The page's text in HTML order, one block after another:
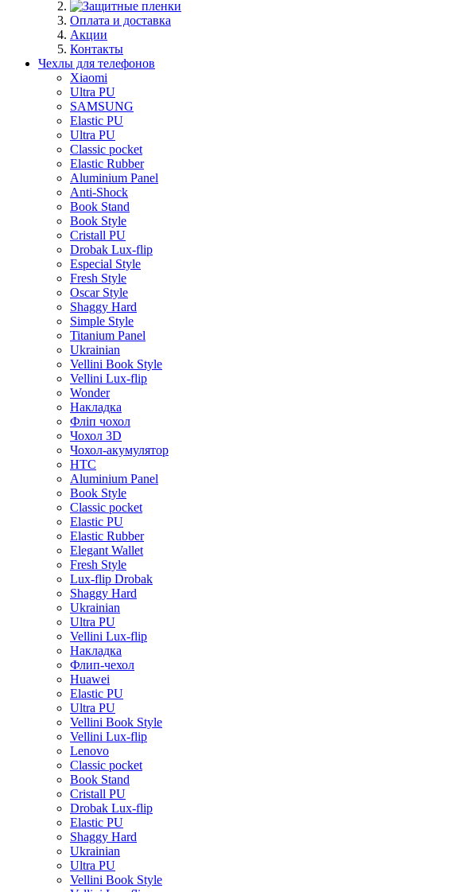
Оплата и доставка
Акции
Контакты
Чехлы для телефонов
Xiaomi
Ultra PU
SAMSUNG
Elastic PU
Ultra PU
Classic pocket
Elastic Rubber
Aluminium Panel
Anti-Shock
Book Stand
Book Style
Cristall PU
Drobak Lux-flip
Especial Style
Fresh Style
Oscar Style
Shaggy Hard
Simple Style
Titanium Panel
Ukrainian
Vellini Book Style
Vellini Lux-flip
Wonder
Накладка
Фліп чохол
Чохол 3D
Чохол-акумулятор
HTC
Aluminium Panel
Book Style
Classic pocket
Elastic PU
Elastic Rubber
Elegant Wallet
Fresh Style
Lux-flip Drobak
Shaggy Hard
Ukrainian
Ultra PU
Vellini Lux-flip
Накладка
Флип-чехол
Huawei
Elastic PU
Ultra PU
Vellini Book Style
Vellini Lux-flip
Lenovo
Classic pocket
Book Stand
Cristall PU
Drobak Lux-flip
Elastic PU
Shaggy Hard
Ukrainian
Ultra PU
Vellini Book Style